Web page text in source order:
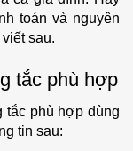
toán và nguyên
sau.
tắc phù hợp
phù hợp dùng
tin sau: